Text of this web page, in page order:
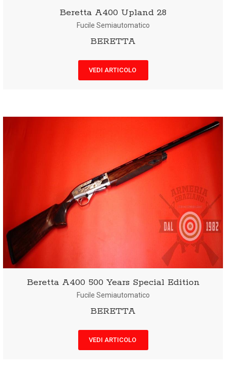
Beretta A400 Upland 28
Fucile Semiautomatico
BERETTA
VEDI ARTICOLO
Beretta A400 500 Years Special Edition
Fucile Semiautomatico
BERETTA
VEDI ARTICOLO